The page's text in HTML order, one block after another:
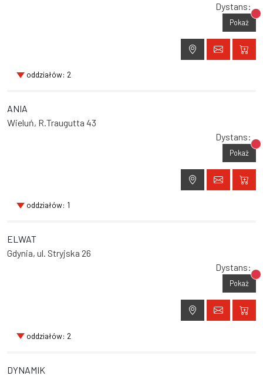
Dystans:
Pokaż
oddziałów: 2
ANIA
Wieluń, R.Traugutta 43
Dystans:
Pokaż
oddziałów: 1
ELWAT
Gdynia, ul. Stryjska 26
Dystans:
Pokaż
oddziałów: 2
DYNAMIK